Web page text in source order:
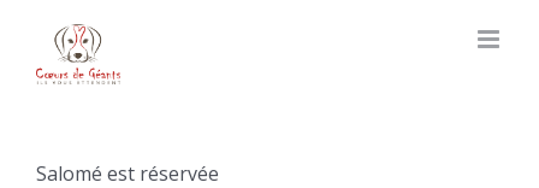
content
Salomé est réservée